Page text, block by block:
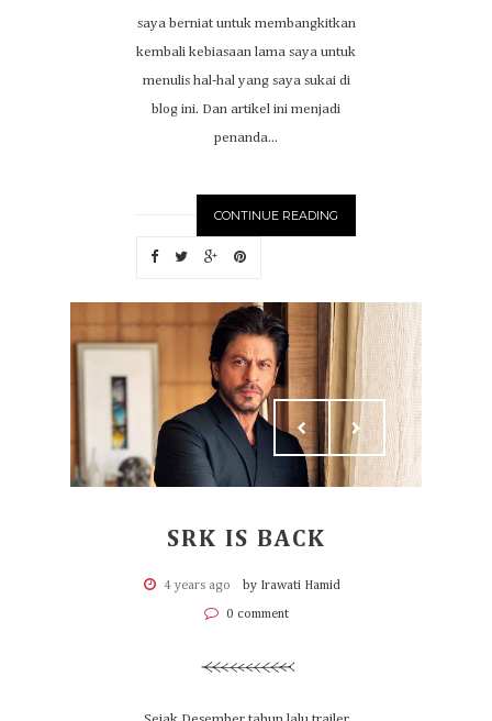
saya berniat untuk membangkitkan
kembali kebiasaan lama saya untuk
menulis hal-hal yang saya sukai di
blog ini. Dan artikel ini menjadi
penanda...
CONTINUE READING
SRK IS BACK
4 years ago by Irawati Hamid
0 comment